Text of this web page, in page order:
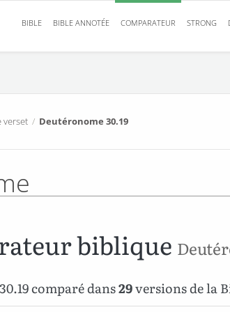
BIBLE BIBLE ANNOTÉE COMPARATEUR STRONG
verset / Deutéronome 30.19
biblique
comparé dans29versions de la